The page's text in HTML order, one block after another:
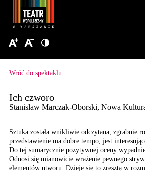
Wróć do spektaklu
Ich czworo
Stanisław Marczak-Oborski, Nowa
Sztuka została wnikliwie odczytana, zgrabnie
przedstawienie ma dobre tempo, jest
Do tej sumarycznie pozytywnej oceny
Odnosi się mianowicie wrażenie pewnego
elementów utworu. Dzieje się to zresztą w